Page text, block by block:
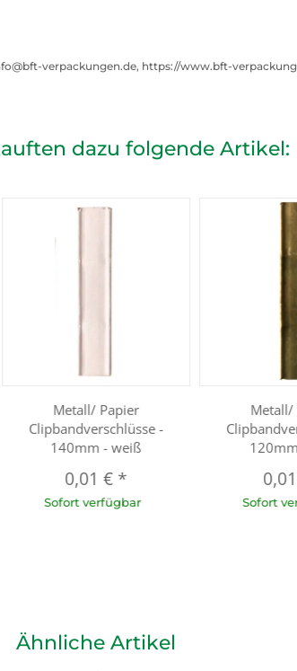
verpackungen.de, https://www.bft-
dazu folgende Artikel:
Metall/ Papier
Clipbandverschlüsse -
140mm - weiß
0,01 € *
Sofort verfügbar
Metall/
Sofort
Ähnliche Artikel